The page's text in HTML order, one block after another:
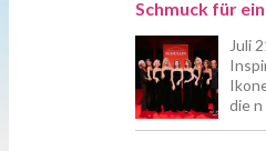
Schmuck für
Juli
die n